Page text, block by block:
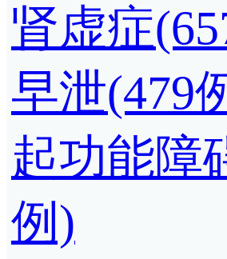
肾虚症
早泄(479
起功能障
例)